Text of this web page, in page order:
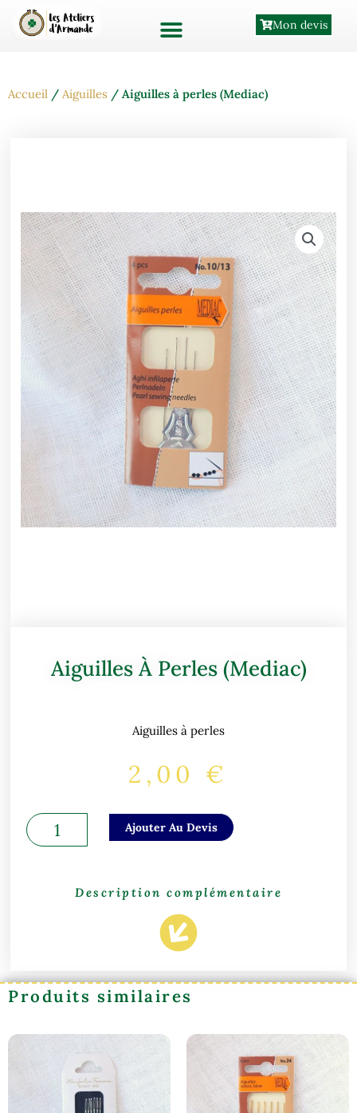
Aller
Mon devis
Accueil / Aiguilles / Aiguilles à perles (Mediac)
Aiguilles À Perles (Mediac)
Aiguilles à perles
2,00 €
quantité
de
Ajouter Au Devis
Description complémentaire
Produits similaires
Ce
produit
a
plusieurs